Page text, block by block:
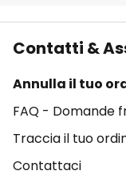
Contatti &
Annulla il tuo
FAQ - Domande
Traccia il tuo
Contattaci